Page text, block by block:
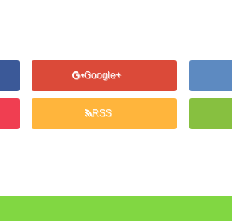
Google+
RSS